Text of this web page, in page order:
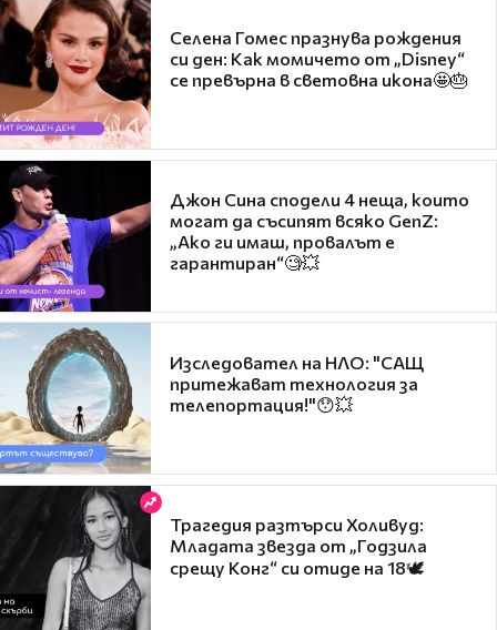
Селена Гомес празнува рождения
си ден: Как момичето от „Disney“
се превърна в световна икона🤩🎂
Джон Сина сподели 4 неща, които
могат да съсипят всяко GenZ:
„Ако ги имаш, провалът е
гарантиран“🧐💥
Изследовател на НЛО: "САЩ
притежават технология за
телепортация!"😯💥
Трагедия разтърси Холивуд:
Младата звезда от „Годзила
срещу Конг“ си отиде на 18🕊️